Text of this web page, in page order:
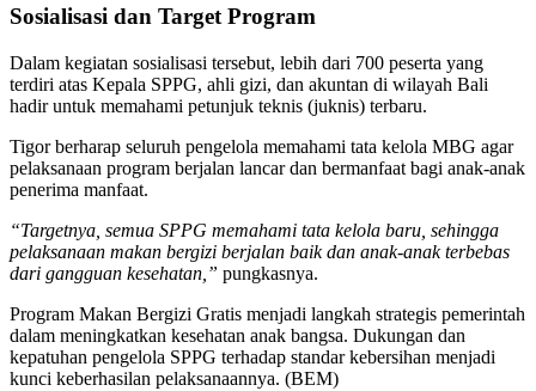
Sosialisasi dan Target Program
Dalam kegiatan sosialisasi tersebut, lebih dari 700 peserta yang
terdiri atas Kepala SPPG, ahli gizi, dan akuntan di wilayah Bali
hadir untuk memahami petunjuk teknis (juknis) terbaru.
Tigor berharap seluruh pengelola memahami tata kelola MBG agar
pelaksanaan program berjalan lancar dan bermanfaat bagi anak-anak
penerima manfaat.
“Targetnya, semua SPPG memahami tata kelola baru, sehingga
pelaksanaan makan bergizi berjalan baik dan anak-anak terbebas
dari gangguan kesehatan,” pungkasnya.
Program Makan Bergizi Gratis menjadi langkah strategis pemerintah
dalam meningkatkan kesehatan anak bangsa. Dukungan dan
kepatuhan pengelola SPPG terhadap standar kebersihan menjadi
kunci keberhasilan pelaksanaannya. (BEM)